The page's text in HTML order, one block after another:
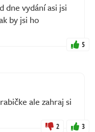
dne vydání asi jsi
by jsi ho
5
ale zahraj si
2 3